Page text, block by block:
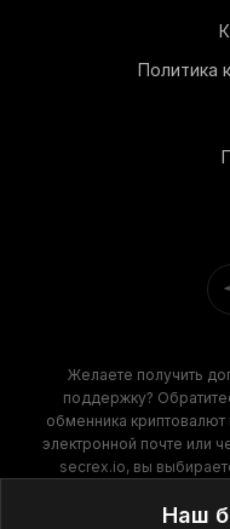
Политика
Желаете получить
поддержку?
обменника
электронной почте или
secrex.io, вы
гарантирует высокое
Наш